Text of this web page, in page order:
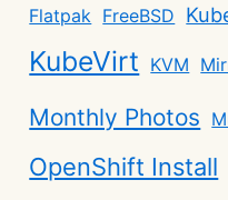
Flatpak FreeBSD
KubeVirt KVM
Monthly Photos
OpenShift Install